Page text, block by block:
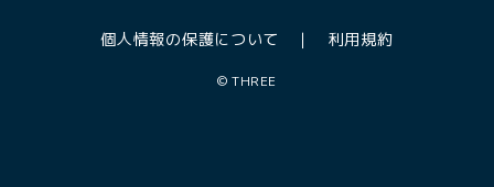
個人情報の保護について 利用規約
©THREE